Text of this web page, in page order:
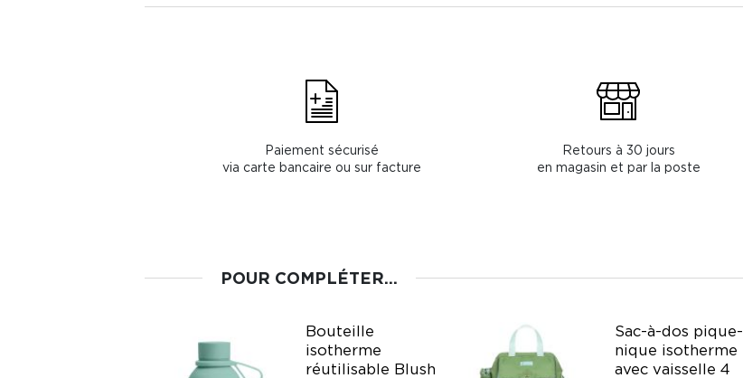
Paiement sécurisé
via carte bancaire ou sur facture
Retours à 30 jours
en magasin et par la poste
POUR COMPLÉTER...
Bouteille
isotherme
réutilisable Blush
Sac-à-dos pique-
nique isotherme
avec vaisselle 4